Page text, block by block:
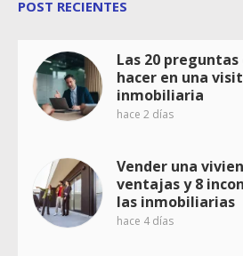
POST RECIENTES
Las 20
hacer en una
inmobiliaria
hace 2 días
Vender una
ventajas y 8
las inmobiliarias
hace 4 días